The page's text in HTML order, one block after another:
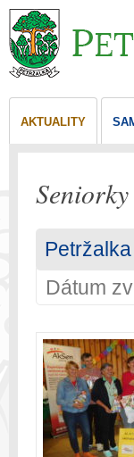
AKTUALITY
Petržalka
Dátum